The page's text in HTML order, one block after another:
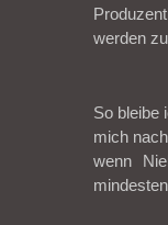
werden
So bleibe
mich nach
wenn